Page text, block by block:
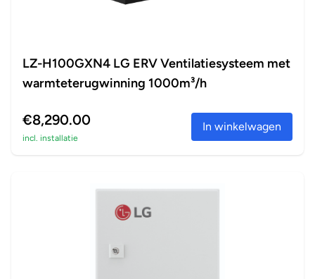
LZ-H100GXN4 LG ERV Ventilatiesysteem met
warmteterugwinning 1000m³/h
€8,290.00
incl. installatie
In winkelwagen